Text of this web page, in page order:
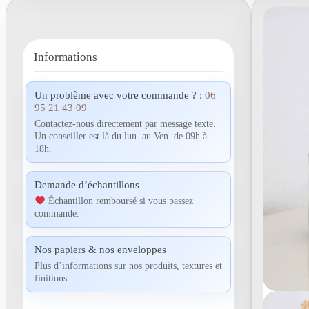
Informations
Un problème avec votre commande ? : 06
95 21 43 09
Contactez-nous directement par message texte.
Un conseiller est là du lun. au Ven. de 09h à
18h.
Demande d’échantillons
Échantillon remboursé si vous passez
commande.
Nos papiers & nos enveloppes
Plus d’informations sur nos produits, textures et
finitions.